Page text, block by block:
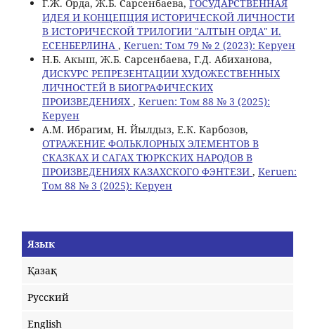
Г.Ж. Орда, Ж.Б. Сарсенбаева, ГОСУДАРСТВЕННАЯ
ИДЕЯ И КОНЦЕПЦИЯ ИСТОРИЧЕСКОЙ ЛИЧНОСТИ
В ИСТОРИЧЕСКОЙ ТРИЛОГИИ "АЛТЫН ОРДА" И.
ЕСЕНБЕРЛИНА , Keruen: Том 79 № 2 (2023): Керуен
Н.Б. Акыш, Ж.Б. Сарсенбаева, Г.Д. Абиханова,
ДИСКУРС РЕПРЕЗЕНТАЦИИ ХУДОЖЕСТВЕННЫХ
ЛИЧНОСТЕЙ В БИОГРАФИЧЕСКИХ
ПРОИЗВЕДЕНИЯХ , Keruen: Том 88 № 3 (2025):
Керуен
A.М. Ибрагим, Н. Йылдыз, Е.К. Карбозов,
ОТРАЖЕНИЕ ФОЛЬКЛОРНЫХ ЭЛЕМЕНТОВ В
СКАЗКАХ И САГАХ ТЮРКСКИХ НАРОДОВ В
ПРОИЗВЕДЕНИЯХ КАЗАХСКОГО ФЭНТЕЗИ , Keruen:
Том 88 № 3 (2025): Керуен
Язык
Қазақ
Русский
English